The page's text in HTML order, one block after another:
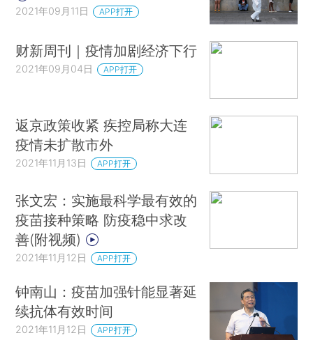
2021年09月11日 APP打开
财新周刊｜疫情加剧经济下行
2021年09月04日 APP打开
返京政策收紧 疾控局称大连
疫情未扩散市外
2021年11月13日 APP打开
张文宏：实施最科学最有效的
疫苗接种策略 防疫稳中求改
善(附视频)
2021年11月12日 APP打开
钟南山：疫苗加强针能显著延
续抗体有效时间
2021年11月12日 APP打开